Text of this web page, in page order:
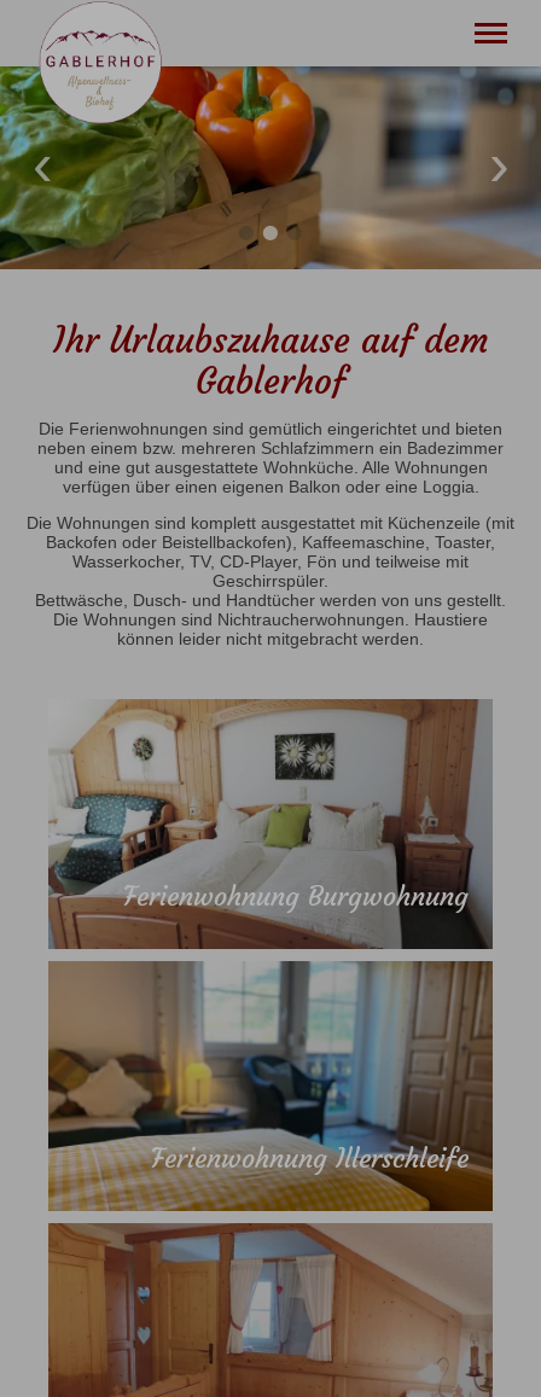
Wohnen
Entspannen
Erleben
Bauernhof
Infos
Kontakt & Anfrage
Ihr Urlaubszuhause auf dem
Gablerhof
Die Ferienwohnungen sind gemütlich eingerichtet und bieten
neben einem bzw. mehreren Schlafzimmern ein Badezimmer
und eine gut ausgestattete Wohnküche. Alle Wohnungen
verfügen über einen eigenen Balkon oder eine Loggia.
Die Wohnungen sind komplett ausgestattet mit Küchenzeile (mit
Backofen oder Beistellbackofen), Kaffeemaschine, Toaster,
Wasserkocher, TV, CD-Player, Fön und teilweise mit
Geschirrspüler.
Bettwäsche, Dusch- und Handtücher werden von uns gestellt.
Die Wohnungen sind Nichtraucherwohnungen. Haustiere
können leider nicht mitgebracht werden.
Ferienwohnung Burgwohnung
Ferienwohnung Illerschleife